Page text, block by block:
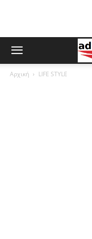
Αρχική LIFE STYLE